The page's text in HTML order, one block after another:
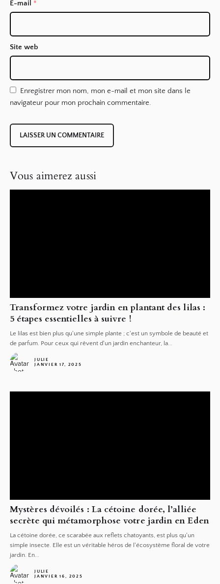
E-mail *
Site web
Enregistrer mon nom, mon e-mail et mon site dans le
navigateur pour mon prochain commentaire.
Vous aimerez aussi
Transformez votre jardin en plantant des lilas :
5 étapes essentielles à suivre !
Le lilas est bien plus qu'une simple plante ; c'est un symbole de beauté et
de parfum. Pour ceux qui rêvent d'un jardin enchanteur, la...
JULIE
JANVIER 17, 2025
Mystères dévoilés : La cétoine dorée, l’alliée
secrète qui métamorphose votre jardin en Eden
La cétoine dorée, ce scarabée aux reflets chatoyants, est plus qu'un
simple insecte. Elle est un véritable héros de l'écosystème floral de votre
jardin. En...
JULIE
JANVIER 16, 2025